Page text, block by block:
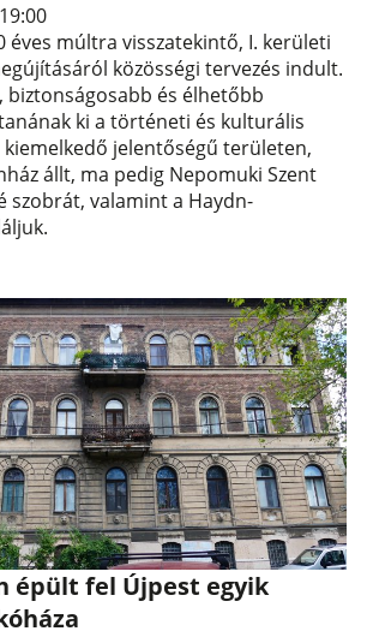
éves múltra visszatekintő, I. kerületi
közösségi tervezés indult.
biztonságosabb és élhetőbb
ki a történeti és kulturális
jelentőségű területen,
állt, ma pedig Nepomuki Szent
szobrát, valamint a Haydn-
épült fel Újpest egyik